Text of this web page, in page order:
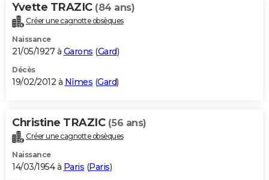
Yvette TRAZIC (84 ans)
Créer une cagnotte obsèques
Naissance
21/05/1927 à Garons (Gard)
Décès
19/02/2012 à Nîmes (Gard)
Christine TRAZIC (56 ans)
Créer une cagnotte obsèques
Naissance
14/03/1954 à Paris (Paris)